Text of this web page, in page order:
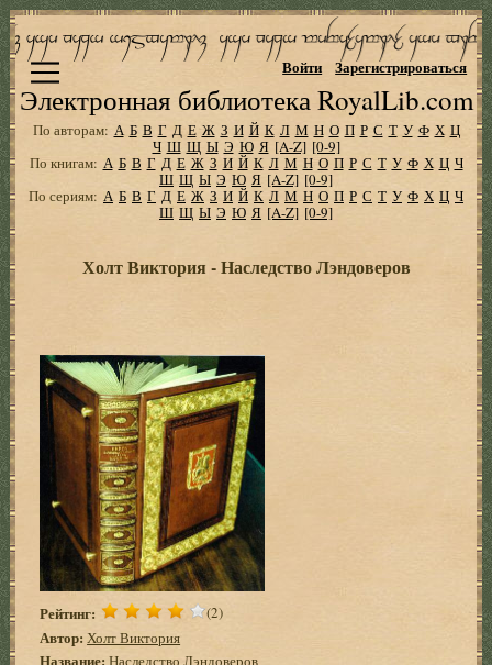
Электронная библиотека RoyalLib.com
Войти Зарегистрироваться
По авторам: А Б В Г Д Е Ж З И Й К Л М Н О П Р С Т У Ф Х Ц
Ч Ш Щ Ы Э Ю Я [A-Z] [0-9]
По книгам: А Б В Г Д Е Ж З И Й К Л М Н О П Р С Т У Ф Х Ц Ч
Ш Щ Ы Э Ю Я [A-Z] [0-9]
По сериям: А Б В Г Д Е Ж З И Й К Л М Н О П Р С Т У Ф Х Ц Ч
Ш Щ Ы Э Ю Я [A-Z] [0-9]
Холт Виктория - Наследство Лэндоверов
Рейтинг: (2)
Автор: Холт Виктория
Название: Наследство Лэндоверов